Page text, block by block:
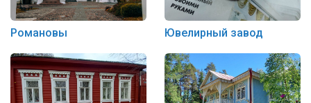
Романовы Ювелирный завод